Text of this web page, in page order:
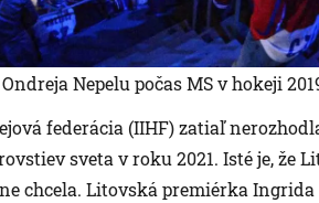
Nepelu počas MS v hokeji
federácia (IIHF) zatiaľ
sveta v roku 2021. Isté je, že
chcela. Litovská premiérka